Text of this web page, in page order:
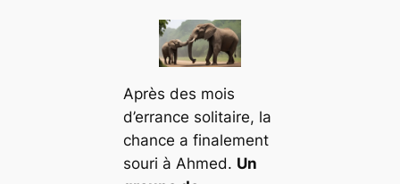
Après des mois
d’errance solitaire, la
chance a finalement
souri à Ahmed. Un